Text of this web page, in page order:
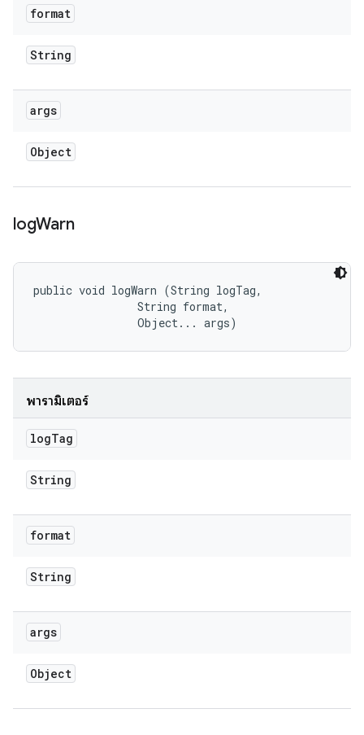
format
String
args
Object
logWarn
public void logWarn (String logTag,
                String format,
                Object... args)
พารามิเตอร์
logTag
String
format
String
args
Object